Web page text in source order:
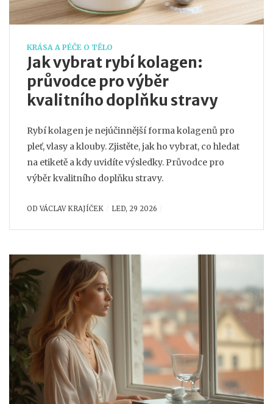
KRÁSA A PÉČE O TĚLO
Jak vybrat rybí kolagen:
průvodce pro výběr
kvalitního doplňku stravy
Rybí kolagen je nejúčinnější forma kolagenů pro
pleť, vlasy a klouby. Zjistěte, jak ho vybrat, co hledat
na etiketě a kdy uvidíte výsledky. Průvodce pro
výběr kvalitního doplňku stravy.
ODVÁCLAV KRAJÍČEK LED, 29 2026